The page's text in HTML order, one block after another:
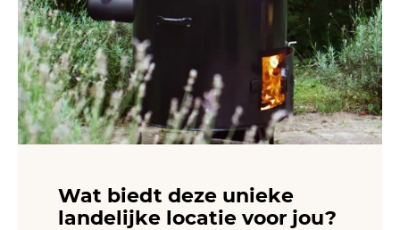
Wat biedt deze unieke
landelijke locatie voor jou?